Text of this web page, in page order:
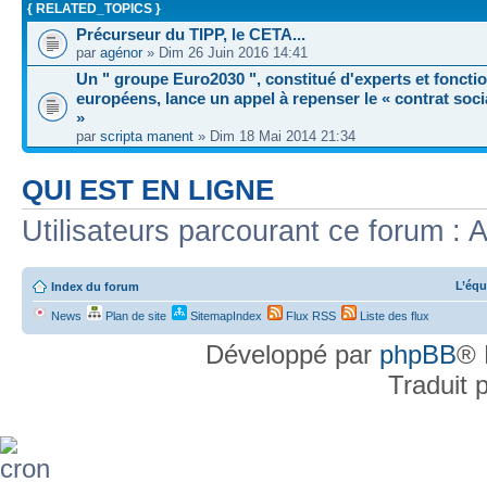
{ RELATED_TOPICS }
Précurseur du TIPP, le CETA...
par agénor » Dim 26 Juin 2016 14:41
Un " groupe Euro2030 ", constitué d'experts et
européens, lance un appel à repenser le « contrat
»
par scripta manent » Dim 18 Mai 2014 21:34
QUI EST EN LIGNE
Utilisateurs parcourant ce forum :
Index du forum
News Plan de site SitemapIndex Flux RSS Liste des flux
Développé par phpBB®
Traduit